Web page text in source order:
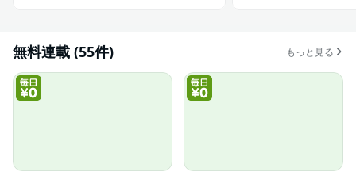
無料連載 (55件) もっと見る